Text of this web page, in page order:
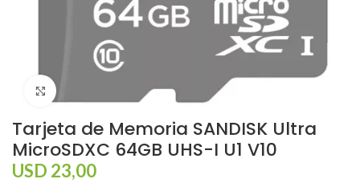
Tarjeta de Memoria SANDISK Ultra
MicroSDXC 64GB UHS-I U1 V10
USD 23,00